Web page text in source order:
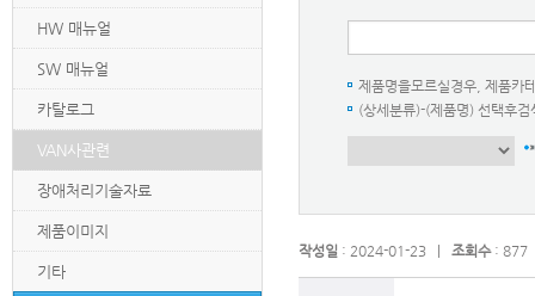
HW 매뉴얼
SW 매뉴얼
카탈로그
VAN사관련
장애처리기술자료
제품이미지
기타
제품명을모르실경우, 제품카
(상세분류)-(제품명) 선택후
작성일 : 2024-01-23 | 조회수: 877